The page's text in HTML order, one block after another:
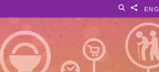
ENG
分享給
搜寻